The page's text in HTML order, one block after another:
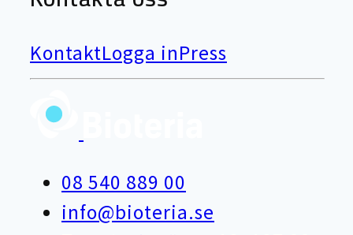
KontaktLogga inPress
08 540 889 00
info@bioteria.se